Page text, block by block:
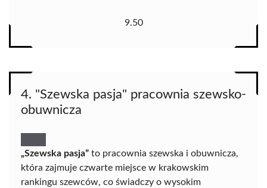
9.50
4. "Szewska pasja" pracownia szewsko-
obuwnicza
„Szewska pasja” to pracownia szewska i obuwnicza,
która zajmuje czwarte miejsce w krakowskim
rankingu szewców, co świadczy o wysokim